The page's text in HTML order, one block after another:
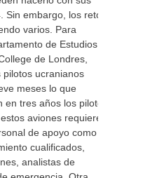
embargo, los retos
varios. Para
de Estudios
de Londres,
ucranianos
meses lo que
tres años los pilotos
aviones requieren
de apoyo como
cualificados,
analistas de